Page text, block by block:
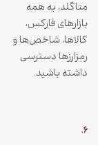
متاگلد، به همه
بازارهای فارکس،
کالاها، شاخص‌ها و
رمزارزها دسترسی
داشته باشید.
6.